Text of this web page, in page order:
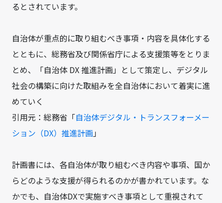
るとされています。
自治体が重点的に取り組むべき事項・内容を具体化する
とともに、総務省及び関係省庁による支援策等をとりま
とめ、「自治体 DX 推進計画」として策定し、デジタル
社会の構築に向けた取組みを全自治体において着実に進
めていく
引用元：総務省「自治体デジタル・トランスフォーメー
ション（DX）推進計画」
計画書には、各自治体が取り組むべき内容や事項、国か
らどのような支援が得られるのかが書かれています。な
かでも、自治体DXで実施すべき事項として重視されて